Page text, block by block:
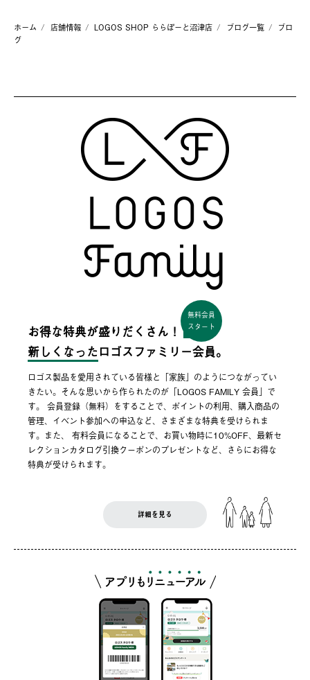
ホーム 店舗情報 LOGOS SHOP ららぽーと沼津店 ブログ一覧
ブロ
グ
お得な特典が盛りだくさん！
無料会員
スタート
新しくなった ロゴスファミリー会員。
ロゴス製品を愛用されている皆様と「家族」のようにつながってい
きたい。そんな思いから作られたのが「LOGOS FAMILY 会員」で
す。 会員登録（無料）をすることで、ポイントの利用、購入商品の
管理、イベント参加への申込など、さまざまな特典を受けられま
す。また、 有料会員になることで、お買い物時に10%OFF、最新セ
レクションカタログ引換クーポンのプレゼントなど、さらにお得な
特典が受けられます。
詳細を見る